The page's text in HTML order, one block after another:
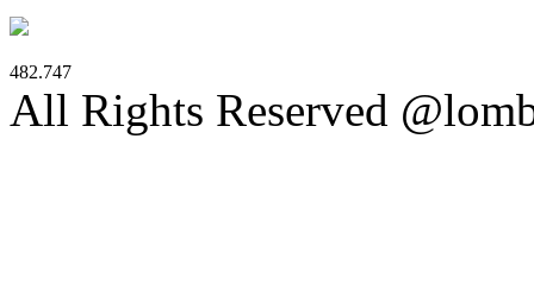
482.747
All Rights Reserved